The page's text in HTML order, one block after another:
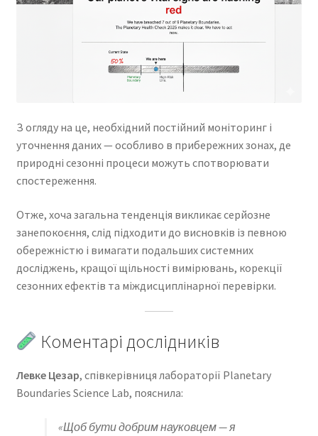
З огляду на це, необхідний постійний моніторинг і
уточнення даних — особливо в прибережних зонах, де
природні сезонні процеси можуть спотворювати
спостереження.
Отже, хоча загальна тенденція викликає серйозне
занепокоєння, слід підходити до висновків із певною
обережністю і вимагати подальших системних
досліджень, кращої щільності вимірювань, корекції
сезонних ефектів та міждисциплінарної перевірки.
Коментарі дослідників
Левке Цезар, співкерівниця лабораторії Planetary
Boundaries Science Lab, пояснила:
«Щоб бути добрим науковцем — я